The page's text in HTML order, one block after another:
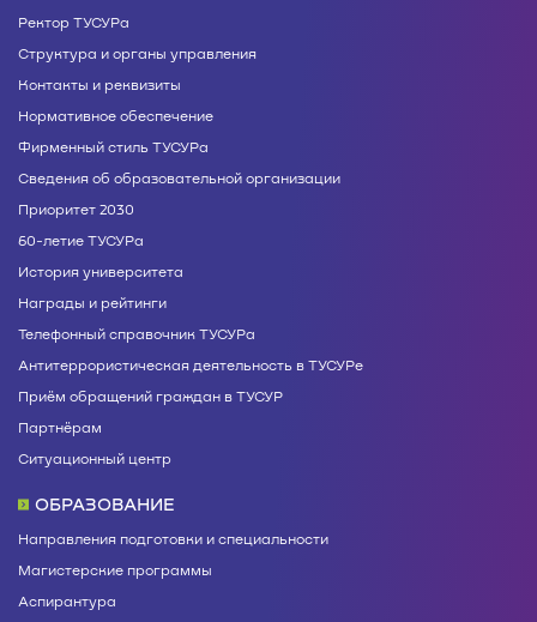
Ректор ТУСУРа
Структура и органы управления
Контакты и реквизиты
Нормативное обеспечение
Фирменный стиль ТУСУРа
Сведения об образовательной организации
Приоритет 2030
60-летие ТУСУРа
История университета
Награды и рейтинги
Телефонный справочник ТУСУРа
Антитеррористическая деятельность в ТУСУРе
Приём обращений граждан в ТУСУР
Партнёрам
Ситуационный центр
ОБРАЗОВАНИЕ
Направления подготовки и специальности
Магистерские программы
Аспирантура